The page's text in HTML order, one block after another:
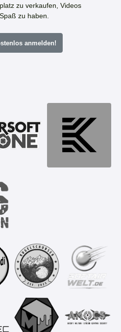
zu verkaufen, Videos
zu haben.
anmelden!